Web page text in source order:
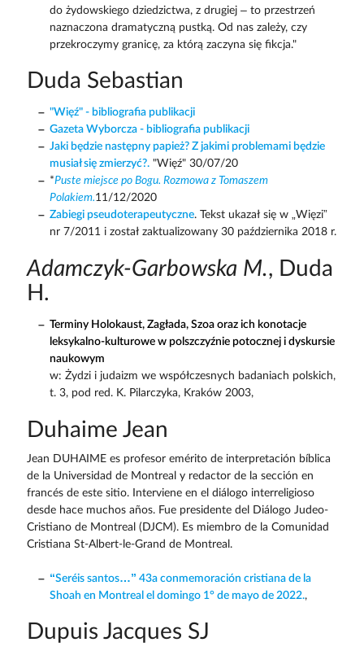
do żydowskiego dziedzictwa, z drugiej – to przestrzeń
naznaczona dramatyczną pustką. Od nas zależy, czy
przekroczymy granicę, za którą zaczyna się fikcja."
Duda Sebastian
"Więź" - bibliografia publikacji
Gazeta Wyborcza - bibliografia publikacji
Jaki będzie następny papież? Z jakimi problemami będzie
musiał się zmierzyć?."Więź" 30/07/20
*Puste miejsce po Bogu. Rozmowa z Tomaszem
Polakiem.11/12/2020
Zabiegi pseudoterapeutyczne. Tekst ukazał się w „Więzi”
nr 7/2011 i został zaktualizowany 30 października 2018 r.
Adamczyk-Garbowska M., Duda
H.
Terminy Holokaust, Zagłada, Szoa oraz ich konotacje
leksykalno-kulturowe w polszczyźnie potocznej i dyskursie
naukowym
w: Żydzi i judaizm we współczesnych badaniach polskich,
t. 3, pod red. K. Pilarczyka, Kraków 2003,
Duhaime Jean
Jean DUHAIME es profesor emérito de interpretación bíblica
de la Universidad de Montreal y redactor de la sección en
francés de este sitio. Interviene en el diálogo interreligioso
desde hace muchos años. Fue presidente del Diálogo Judeo-
Cristiano de Montreal (DJCM). Es miembro de la Comunidad
Cristiana St-Albert-le-Grand de Montreal.
“Seréis santos…” 43a conmemoración cristiana de la
Shoah en Montreal el domingo 1° de mayo de 2022.,
Dupuis Jacques SJ